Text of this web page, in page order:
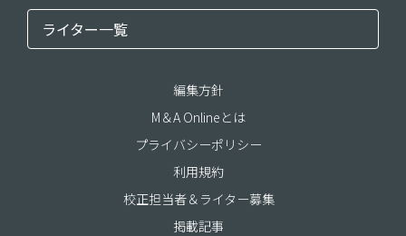
ライター一覧
編集方針
M＆A Onlineとは
プライバシーポリシー
利用規約
校正担当者＆ライター募集
掲載記事